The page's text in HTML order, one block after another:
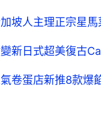
坡人主理正宗星
新日式超美復古
卷蛋店新推8款爆